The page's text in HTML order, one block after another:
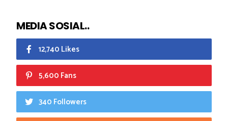
MEDIA SOSIAL..
12,740 Likes
5,600 Fans
340 Followers